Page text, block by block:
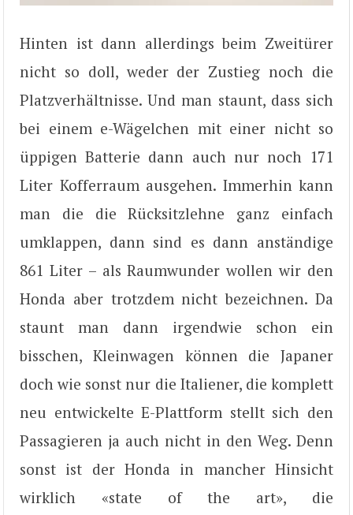
Hinten ist dann allerdings beim Zweitürer
nicht so doll, weder der Zustieg noch die
Platzverhältnisse. Und man staunt, dass sich
bei einem e-Wägelchen mit einer nicht so
üppigen Batterie dann auch nur noch 171
Liter Kofferraum ausgehen. Immerhin kann
man die die Rücksitzlehne ganz einfach
umklappen, dann sind es dann anständige
861 Liter – als Raumwunder wollen wir den
Honda aber trotzdem nicht bezeichnen. Da
staunt man dann irgendwie schon ein
bisschen, Kleinwagen können die Japaner
doch wie sonst nur die Italiener, die komplett
neu entwickelte E-Plattform stellt sich den
Passagieren ja auch nicht in den Weg. Denn
sonst ist der Honda in mancher Hinsicht
wirklich «state of the art», die